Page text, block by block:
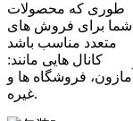
طوری که محصولات
شما برای فروش های
متعدد مناسب باشد
کانال هایی مانند:
آمازون، فروشگاه ها و
غیره.